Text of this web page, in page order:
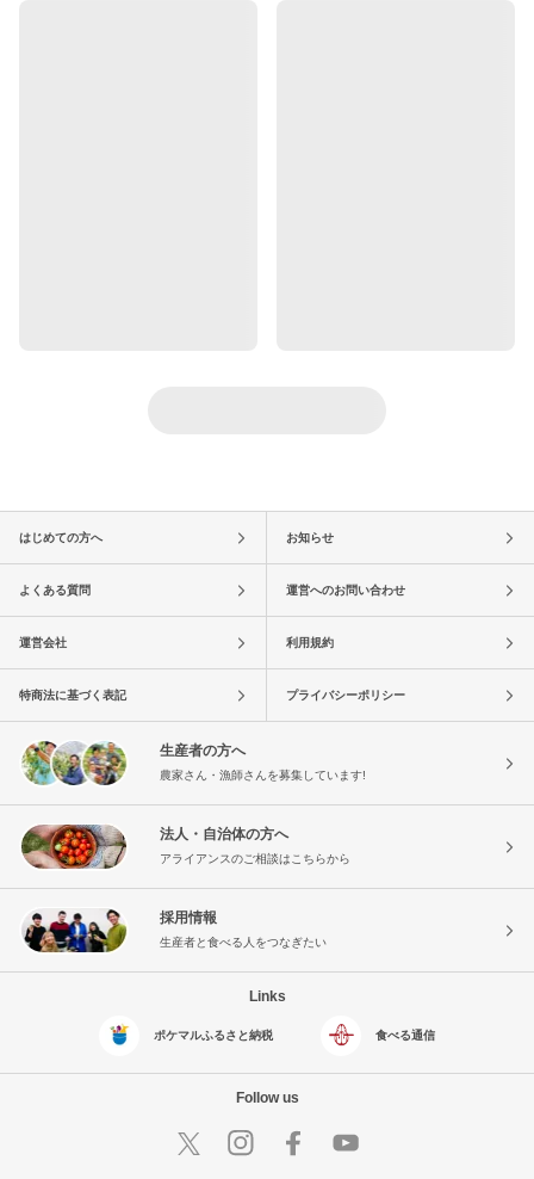
はじめての方へ お知らせ
よくある質問 運営へのお問い合わせ
運営会社 利用規約
特商法に基づく表記 プライバシーポリシー
生産者の方へ
農家さん・漁師さんを募集しています!
法人・自治体の方へ
アライアンスのご相談はこちらから
採用情報
生産者と食べる人をつなぎたい
Links
ポケマルふるさと納税 食べる通信
Follow us